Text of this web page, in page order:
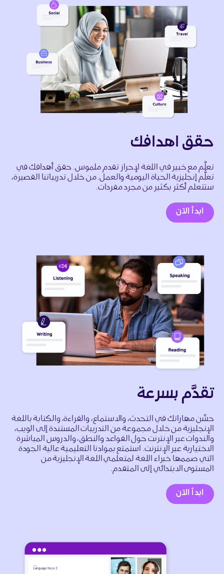
حقق اهدافك
تعلَّم مع خبير في اللغة لإحراز تقدم ملموس. حقق أهدافك في
تعلُّم إنجليزية الحياة اليومية والعمل. من خلال تدريباتنا القصيرة،
ستتعلم أكثر بكثير من مجرد مفردات.
ابدأ الآن
تقدَّم بسرعة
حسِّن مهاراتك في التحدث، والاستماع، والقراءة، والكتابة باللغة
الإنجليزية من خلال مجموعة من التدريبات المستندة إلى الويب،
والندوات عبر الإنترنت حول القواعد والنطق، والدروس المباشرة
الاختيارية عبر الإنترنت. استمتع بموادنا التعليمية عالية الجودة
التي صممها خبراء اللغة لمتعلمي اللغة الإنجليزية من
المستوى الابتدائي إلى المتقدم.
ابدأ الآن